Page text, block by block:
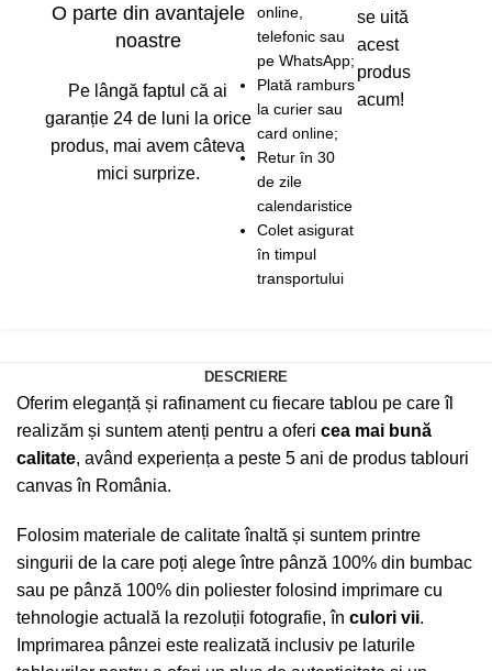
O parte din avantajele
noastre
Pe lângă faptul că ai
garanție 24 de luni la orice
produs, mai avem câteva
mici surprize.
online,
telefonic sau
pe WhatsApp;
Plată ramburs
la curier sau
card online;
Retur în 30
de zile
calendaristice
Colet asigurat
în timpul
transportului
se uită
acest
produs
acum!
DESCRIERE
Oferim eleganță și rafinament cu fiecare tablou pe care îl
realizăm și suntem atenți pentru a oferi cea mai bună
calitate, având experiența a peste 5 ani de produs tablouri
canvas în România.
Folosim materiale de calitate înaltă și suntem printre
singurii de la care poți alege între pânză 100% din bumbac
sau pe pânză 100% din poliester folosind imprimare cu
tehnologie actuală la rezoluții fotografie, în culori vii.
Imprimarea pânzei este realizată inclusiv pe laturile